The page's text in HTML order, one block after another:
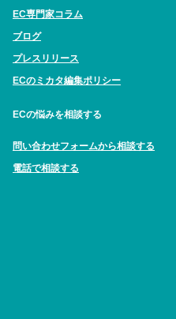
EC専門家コラム
ブログ
プレスリリース
ECのミカタ編集ポリシー
ECの悩みを相談する
問い合わせフォームから相談する
電話で相談する